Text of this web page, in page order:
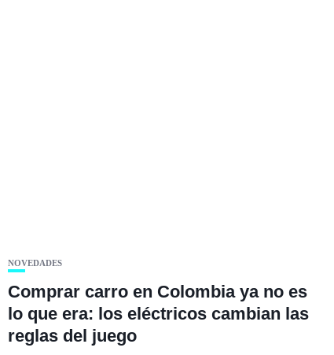
NOVEDADES
Comprar carro en Colombia ya no es
lo que era: los eléctricos cambian las
reglas del juego